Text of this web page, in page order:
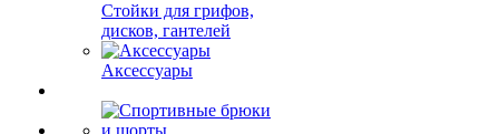
Стойки для грифов,
дисков, гантелей
Аксессуары